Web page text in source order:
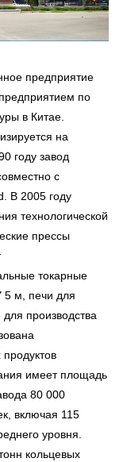
предприятие
по
в Китае.
на
году завод
с
В 2005 году
технологической
прессы
токарные
5 м, печи для
производства
продуктов
имеет площадь
80 000
включая 115
уровня.
кольцевых